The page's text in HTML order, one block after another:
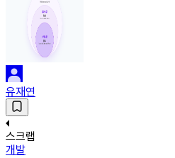
유재연
스크랩
개발